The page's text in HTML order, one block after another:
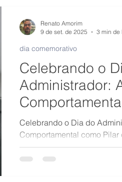
Celebrando o
Administrador:
Gestão
Celebrando o Dia do
Comportamental como
dia comemorativo
Renato Amorim
9 de set. de 2025
3 min de